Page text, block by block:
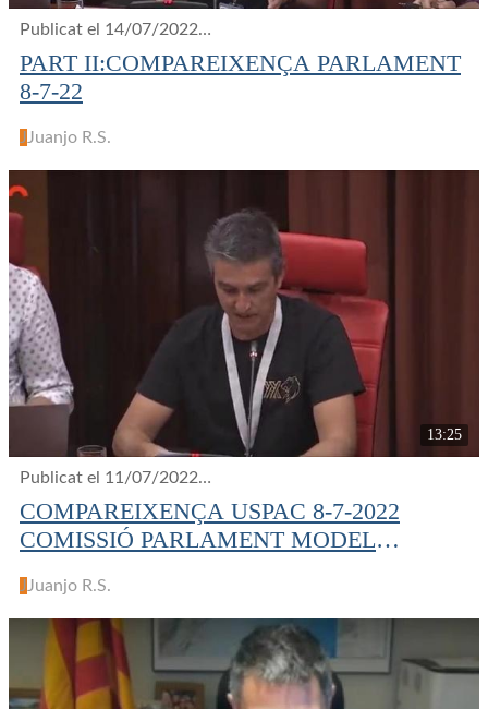
Publicat el 14/07/2022
PART II:COMPAREIXENÇA PARLAMENT
8-7-22
JJuanjo R.S.
13:25
Publicat el 11/07/2022
COMPAREIXENÇA USPAC 8-7-2022
COMISSIÓ PARLAMENT MODEL
JJuanjo R.S.